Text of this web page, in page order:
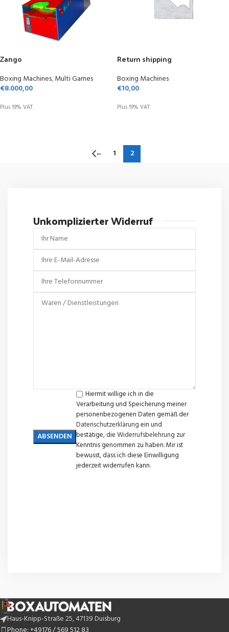
Zango
Boxing Machines,Multi Games
€8.000,00
Plus 19% VAT.
Return shipping
Boxing Machines
€10,00
Plus 19% VAT.
← 1 2
Unkomplizierter Widerruf
Hiermit willige ich in die
Verarbeitung und Speicherung meiner
personenbezogenen Daten gemäß der
Datenschutzerklärungein und
bestätige, dieWiderrufsbelehrung zur
Kenntnis genommen zu haben. Mir ist
bewusst, dass ich diese Einwilligung
jederzeit widerrufen kann.
Haus-Knipp-Straße 25, 47139 Duisburg